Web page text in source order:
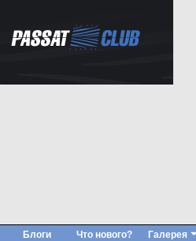
Блоги Что нового? Галерея